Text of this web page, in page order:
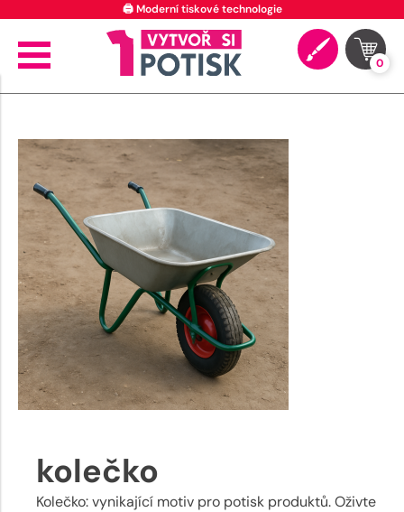
🖨️ Moderní tiskové technologie
0
kolečko
Kolečko: vynikající motiv pro potisk produktů. Oživte